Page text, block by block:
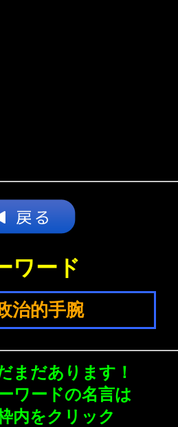
ワード
治的手腕
まだあります！
ワードの名言は
内をクリック